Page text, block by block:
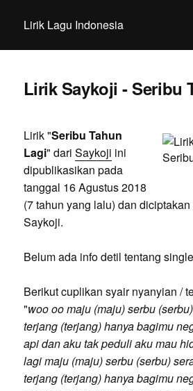
Lirik Lagu Indonesia
Lirik Saykoji - Seribu
Lirik "Seribu Tahun
Lagi" dari Saykoji ini
dipublikasikan pada
tanggal 16 Agustus 2018
(7 tahun yang lalu) dan
Saykoji.
Belum ada info detil tentang
Berikut cuplikan syair nyanyian /
"woo oo maju (maju) serbu
terjang (terjang) hanya bagimu
api dan aku tak peduli aku mau
lagi maju (maju) serbu (serbu)
terjang (terjang) hanya bagimu